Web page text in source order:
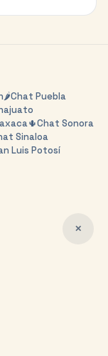
🌶️Chat Puebla
🌵Chat Sonora
Sinaloa
Luis Potosí
✕